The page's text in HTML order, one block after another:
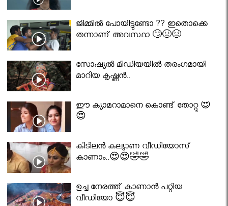
ജിമ്മിൽ പോയിട്ടുണ്ടോ ?? ഇതൊക്കെ
തന്നാണ് അവസ്ഥാ 🙄😣😣
സോഷ്യൽ മീഡിയയിൽ തരംഗമായി
മാറിയ കൃഷ്ണൻ..
ഈ ക്യാമറാമാനെ കൊണ്ട് തോറ്റു 😍
😍
കിടിലൻ കല്യാണ വീഡിയോസ്
കാണാം..😍😍🤣🤣
ഉച്ച നേരത്ത് കാണാൻ പറ്റിയ
വീഡിയോ 😇😇